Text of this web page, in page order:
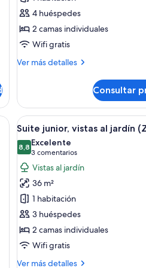
ZEL
House
Suite
Mediterranean
View
4 huéspedes
2 camas individuales
Wifi gratis
Ver más detalles
Más
House
Suite
Mediterranean
View
Consultar
grande, un balcón con mesa y sillas, y
Abrir
todas
las
fotos
de
Suite
junior,
vistas
al
jardín
(ZEL)
10
Suite junior, vistas al jardín
8,88,8 de 10
Excelente
3 comentarios
(3 comentarios)
Vistas al jardín
36 m²
1 habitación
3 huéspedes
2 camas individuales
Wifi gratis
Ver más detalles
Más